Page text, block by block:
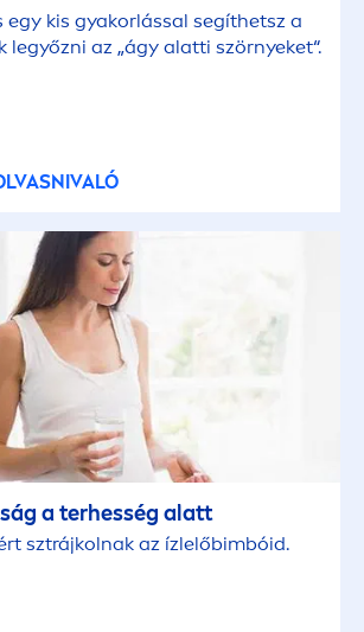
egy kis gyakorlással segíthetsz a
legyőzni az „ágy alatti szörnyeket“.
a terhesség alatt
sztrájkolnak az ízlelőbimbóid.